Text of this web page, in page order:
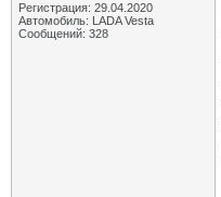
Регистрация: 29.04.2020
Автомобиль: LADA Vesta
Сообщений: 328